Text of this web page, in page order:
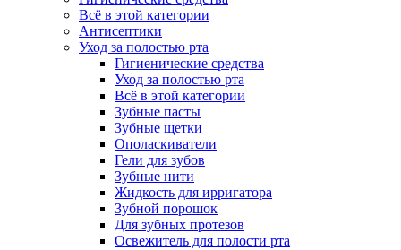
Всё в этой категории
Антисептики
Уход за полостью рта
Гигиенические средства
Уход за полостью рта
Всё в этой категории
Зубные пасты
Зубные щетки
Ополаскиватели
Гели для зубов
Зубные нити
Жидкость для ирригатора
Зубной порошок
Для зубных протезов
Освежитель для полости рта